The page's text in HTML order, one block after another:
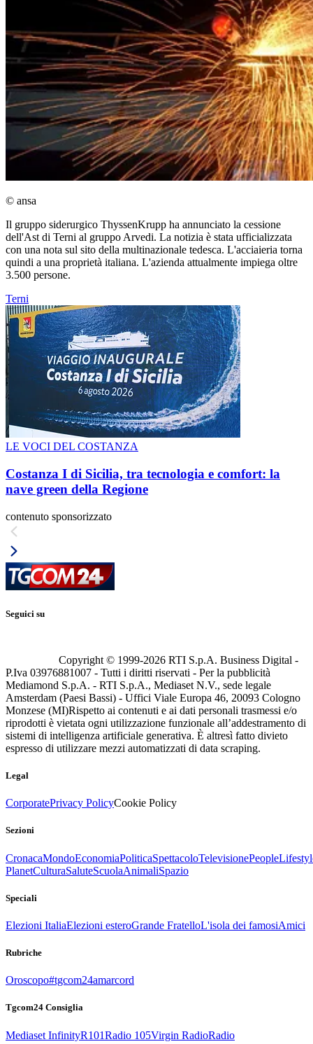
© ansa
Il gruppo siderurgico ThyssenKrupp ha annunciato la cessione
dell'Ast di Terni al gruppo Arvedi. La notizia è stata ufficializzata
con una nota sul sito della multinazionale tedesca. L'acciaieria torna
quindi a una proprietà italiana. L'azienda attualmente impiega oltre
3.500 persone.
Terni
LE VOCI DEL COSTANZA
Costanza I di Sicilia, tra tecnologia e comfort: la
nave green della Regione
contenuto sponsorizzato
Seguici su
Copyright © 1999-2026 RTI S.p.A. Business Digital -
P.Iva 03976881007 - Tutti i diritti riservati - Per la pubblicità
Mediamond S.p.A. - RTI S.p.A., Mediaset N.V., sede legale
Amsterdam (Paesi Bassi) - Uffici Viale Europa 46, 20093 Cologno
Monzese (MI)Rispetto ai contenuti e ai dati personali trasmessi e/o
riprodotti è vietata ogni utilizzazione funzionale all’addestramento di
sistemi di intelligenza artificiale generativa. È altresì fatto divieto
espresso di utilizzare mezzi automatizzati di data scraping.
Legal
CorporatePrivacy PolicyCookie Policy
Sezioni
CronacaMondoEconomiaPoliticaSpettacoloTelevisionePeople
PlanetCulturaSaluteScuolaAnimaliSpazio
Speciali
Elezioni ItaliaElezioni esteroGrande FratelloL'isola dei famosiAmici
Rubriche
Oroscopo#tgcom24amarcord
Tgcom24 Consiglia
Mediaset InfinityR101Radio 105Virgin RadioRadio